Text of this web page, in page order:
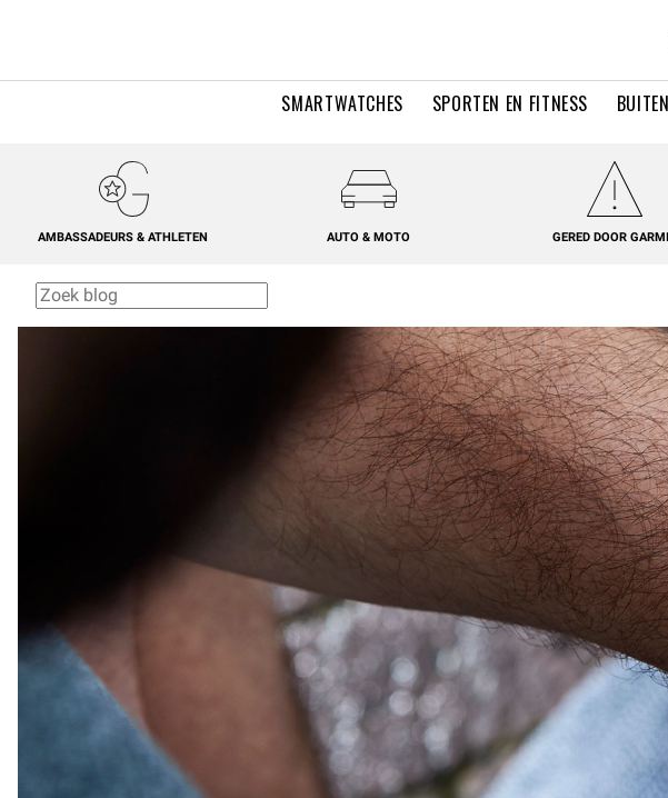
SMARTWATCHES SPORTEN EN FITNESS
AMBASSADEURS & ATHLETEN AUTO & MOTO GERED DOOR